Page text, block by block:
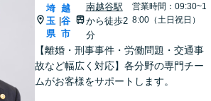
埼
玉
県
|
越
谷
市
南越谷駅
から徒歩2
分
営業時間：09:30~1
8:00（土日祝日）
【離婚・刑事事件・労働問題・交通事
故など幅広く対応】各分野の専門チー
ムがお客様をサポートします。